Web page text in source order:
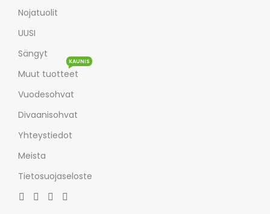
Nojatuolit
UUSI
Sängyt
Muut tuotteet
KAUNIS
Vuodesohvat
Divaanisohvat
Yhteystiedot
Meista
Tietosuojaseloste